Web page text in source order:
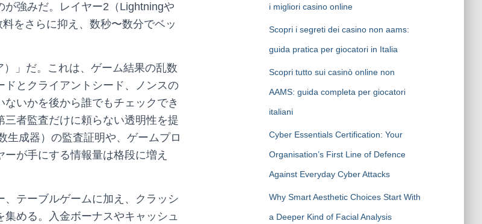
強みだ。レイヤー2（Lightningや
をさらに抑え、数秒〜数分でベッ
」だ。これは、ゲーム結果の乱数
とクライアントシード、ノンスの
いかを後から誰でもチェックでき
者監査だけに頼らない透明性を提
生成器）の監査証明や、ゲームプロ
が手にする情報量は格段に増え
テーブルゲームに加え、クラッシ
集める。入金ボーナスやキャッシュ
i migliori casino online
Scopri i segreti dei casino non aams:
guida pratica per giocatori in Italia
Scopri tutto sui casinò online non
AAMS: guida completa per giocatori
italiani
Cyber Essentials Certification: Your
Organisation’s First Line of Defence
Against Everyday Cyber Attacks
Why Smart Aesthetic Choices Start With
a Deeper Kind of Facial Analysis